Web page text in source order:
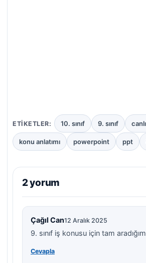
ETIKETLER: 10. sınıf 9. sınıf
konu anlatımı powerpoint ppt
2 yorum
Çağıl Can12 Aralık 2025
9. sınıf iş konusu için tam
Cevapla